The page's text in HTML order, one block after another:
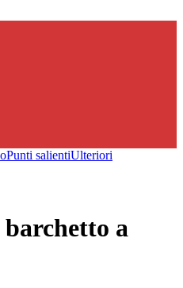
Punti salientiUlteriori
a